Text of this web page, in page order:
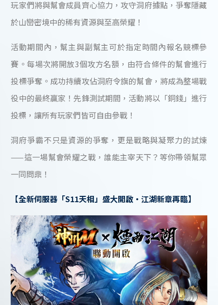
玩家們將與幫會成員齊心協力，攻守洞府據點，爭奪隱藏
於山巒密境中的稀有資源與至高榮耀！
活動期間內，幫主與副幫主可於指定時間內報名競標參
賽。每場次將開放3個攻方名額，由符合條件的幫會進行
投標爭奪。成功持續攻佔洞府令旗的幫會，將成為整場戰
役中的最終贏家！先鋒測試期間，活動將以「銅錢」進行
投標，讓所有玩家們皆可自由參戰！
洞府爭霸不只是資源的爭奪，更是戰略與凝聚力的試煉
——這一場幫會榮耀之戰，誰能主宰天下？等你帶領幫眾
一同問鼎！
【全新伺服器「S11天相」盛大開啟・江湖新章再臨】